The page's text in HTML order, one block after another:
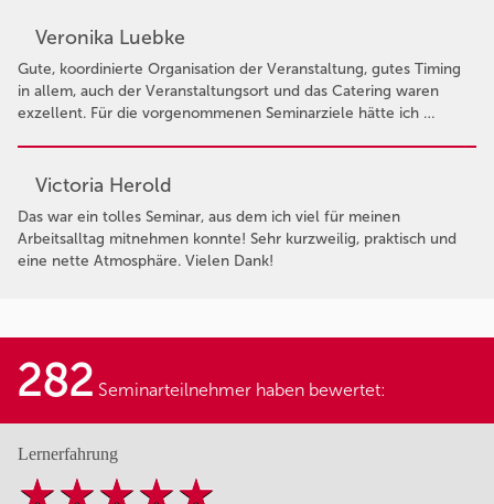
Veronika Luebke
Gute, koordinierte Organisation der Veranstaltung, gutes Timing
in allem, auch der Veranstaltungsort und das Catering waren
exzellent. Für die vorgenommenen Seminarziele hätte ich …
Victoria Herold
Das war ein tolles Seminar, aus dem ich viel für meinen
Arbeitsalltag mitnehmen konnte! Sehr kurzweilig, praktisch und
eine nette Atmosphäre. Vielen Dank!
282 Seminarteilnehmer haben bewertet:
Lernerfahrung